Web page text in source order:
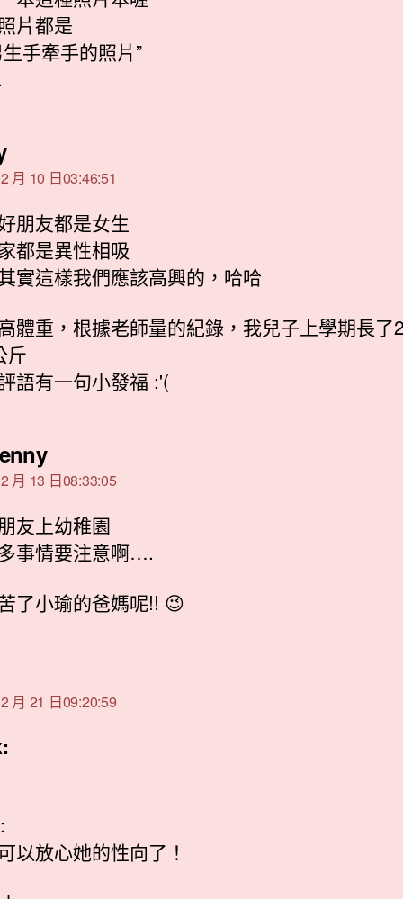
片都是
手牽手的照片”
表
示:
月 10 日03:46:51
朋友都是女生
都是異性相吸
實這樣我們應該高興的，哈哈
體重，根據老師量的紀錄，我兒子上學期長了
斤
語有一句小發福 :'(
表
示:
月 13 日08:33:05
友上幼稚園
事情要注意啊….
了小瑜的爸媽呢!! 😉
:月 21 日09:20:59
以放心她的性向了！